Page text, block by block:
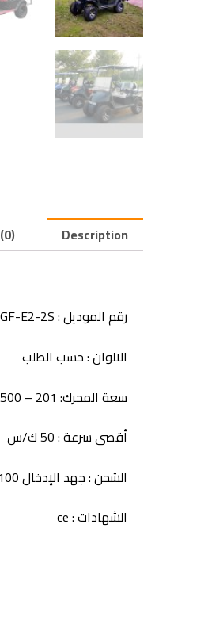
Description
رقم الموديل :E2-2S
الالوان : حسب الطلب
سعة المحرك: 201 – 500 سم
أقصى سرعة : 50 ك/س
الشحن : جهد الإدخال 100-240 فولت
الشهادات : ce